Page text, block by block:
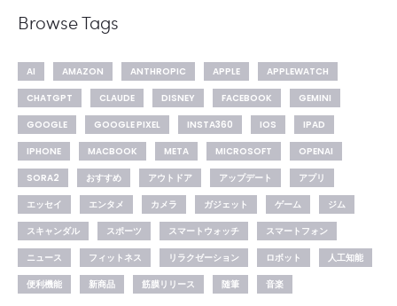
Browse Tags
AI AMAZON ANTHROPIC APPLE
APPLEWATCH
CHATGPT
CLAUDE DISNEY FACEBOOK
GEMINI
GOOGLE
GOOGLE PIXEL INSTA360 IOS
IPAD
IPHONE
MACBOOK META MICROSOFT
OPENAI
SORA2
おすすめ アウトドア アップデート
アプリ
エッセイ
エンタメ カメラ ガジェット ゲーム
ジム
スキャンダル
スポーツ スマートウォッチ
スマートフォン
ニュース
フィットネス リラクゼーション ロボット
人工知能
便利機能
新商品 筋膜リリース 随筆 音楽